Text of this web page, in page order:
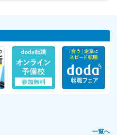
一覧へ